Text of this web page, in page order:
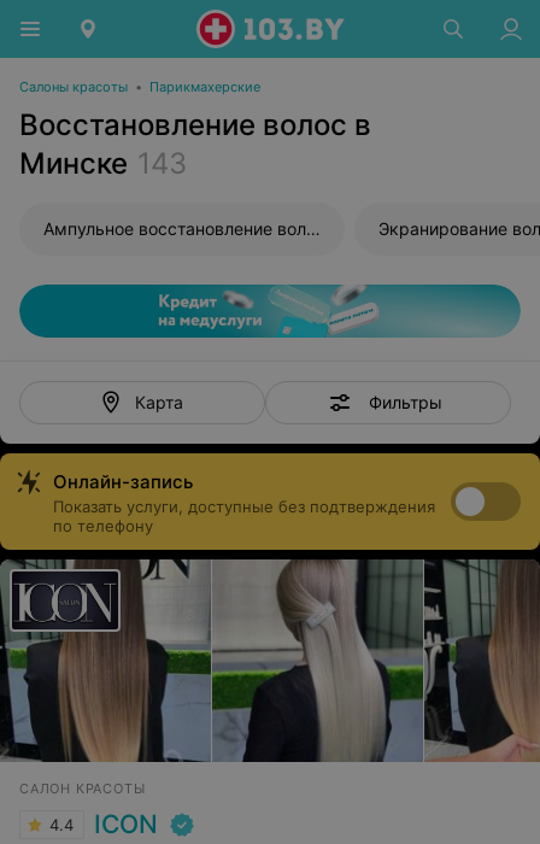
Салоны красоты • Парикмахерские
Восстановление волос в
Минске 143
Ампульное восстановление волос Экранирование
Карта Фильтры
Онлайн-запись
Показать услуги, доступные без подтверждения
по телефону
САЛОН КРАСОТЫ
4.4 ICON